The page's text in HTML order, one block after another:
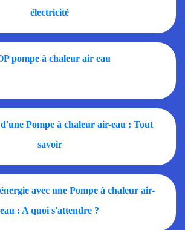
électricité
pompe à chaleur air eau
Pompe à chaleur air-eau : Tout
savoir
avec une Pompe à chaleur air-
eau : A quoi s'attendre ?